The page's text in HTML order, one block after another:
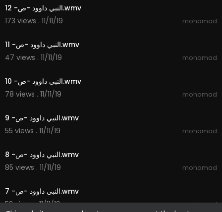
النبي داوود -ص- 12.wmv
173 views . 11/11/19
mohamad
النبي داوود -ص- 11.wmv
47 views . 11/11/19
mohamad
النبي داوود -ص- 10.wmv
78 views . 11/11/19
mohamad
النبي داوود -ص- 9.wmv
55 views . 11/11/19
mohamad
النبي داوود -ص- 8.wmv
85 views . 11/11/19
mohamad
النبي داوود -ص- 7.wmv
53 views . 11/11/19
mohamad